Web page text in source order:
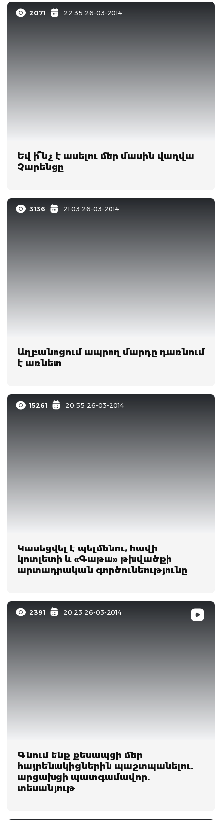
2071 22:35 26-03-2014
Եվ ի՞նչ է ասելու մեր մասին վաղվա
Չարենցը
3136 21:03 26-03-2014
Աղբանոցում ապրող մարդը դառնում
է առնետ
15261 20:55 26-03-2014
Կասեցվել է պելմենու, հավի
կոտլետի և «Գաթա» թխվածքի
արտադրական գործունեությունը
2391 20:23 26-03-2014
Գնում ենք քեսապցի մեր
հայրենակիցներին պաշտպանելու.
արցախցի պատգամավոր.
տեսանյութ